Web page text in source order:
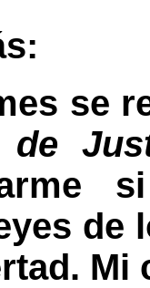
se
de
de
Mi